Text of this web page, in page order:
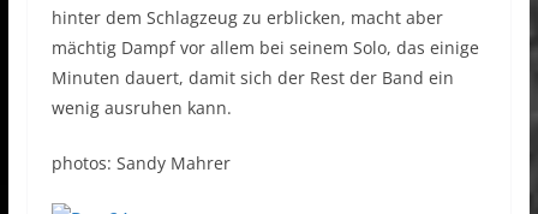
hinter dem Schlagzeug zu erblicken, macht aber
mächtig Dampf vor allem bei seinem Solo, das einige
Minuten dauert, damit sich der Rest der Band ein
wenig ausruhen kann.
photos: Sandy Mahrer